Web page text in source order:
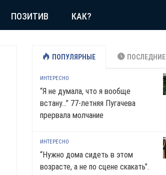
ПОЗИТИВ КАК?
ПОПУЛЯРНЫЕ ПОСЛЕДНИЕ
ИНТЕРЕСНО
“Я не думала, что я вообще
встану…” 77-летняя Пугачева
прервала молчание
ИНТЕРЕСНО
“Нужно дома сидеть в этом
возрасте, а не по сцене скакать”.